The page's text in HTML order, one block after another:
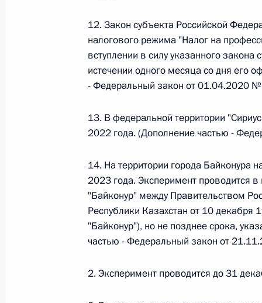
Федеральный закон от
О внесении изменения в статью 10
26 июля 2026 года
Федеральный закон от
Министров Киргизской Республики о
по вопросам внутренних дел и миграции
26 июля 2026 года
О внесении изменений в Кодекс
12. Закон субъекта Российской
налогового режима "Налог на
вступлении в силу указанного
истечении одного месяца со дня его
- Федеральный закон от 01.04.2020
13. В федеральной территории
2022 года. (Дополнение частью -
14. На территории города Байконура
2023 года. Эксперимент проводится
"Байконур" между Правительством
Республики Казахстан от 10
"Байконур"), но не позднее срока,
частью - Федеральный закон от
2. Эксперимент проводится до 31